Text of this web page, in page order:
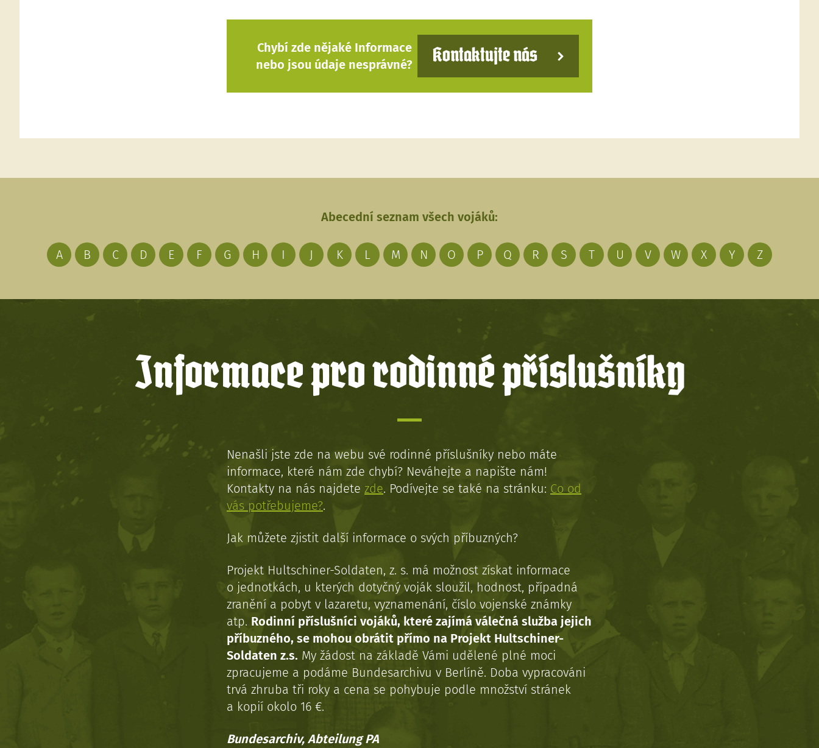
Chybí zde nějaké Informace
nebo jsou údaje nesprávné?
Kontaktujte nás
Abecední seznam všech vojáků:
A B C D E F G H I J K L M N O P Q R S T U V W X Y Z
Informace pro rodinné příslušníky
Nenašli jste zde na webu své rodinné příslušníky nebo máte
informace, které nám zde chybí? Neváhejte a napište nám!
Kontakty na nás najdete zde. Podívejte se také na stránku: Co od
vás potřebujeme?.
Jak můžete zjistit další informace o svých příbuzných?
Projekt Hultschiner-Soldaten, z. s. má možnost získat informace
o jednotkách, u kterých dotyčný voják sloužil, hodnost, případná
zranění a pobyt v lazaretu, vyznamenání, číslo vojenské známky
atp. Rodinní příslušníci vojáků, které zajímá válečná služba jejich
příbuzného, se mohou obrátit přímo na Projekt Hultschiner-
Soldaten z.s. My žádost na základě Vámi udělené plné moci
zpracujeme a podáme Bundesarchivu v Berlíně. Doba vypracováni
trvá zhruba tři roky a cena se pohybuje podle množství stránek
a kopií okolo 16 €.
Bundesarchiv, Abteilung PA